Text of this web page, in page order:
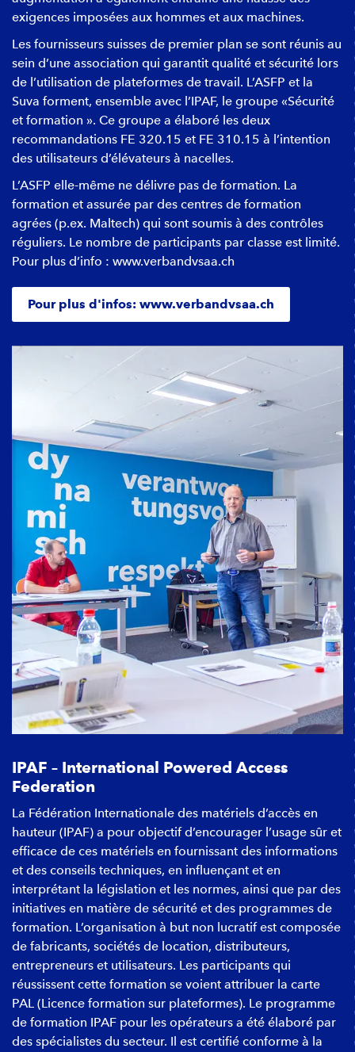
exigences imposées aux hommes et aux machines.
Les fournisseurs suisses de premier plan se sont réunis au
sein d’une association qui garantit qualité et sécurité lors
de l’utilisation de plateformes de travail. L’ASFP et la
Suva forment, ensemble avec l’IPAF, le groupe «Sécurité
et formation ». Ce groupe a élaboré les deux
recommandations FE 320.15 et FE 310.15 à l’intention
des utilisateurs d’élévateurs à nacelles.
L’ASFP elle-même ne délivre pas de formation. La
formation et assurée par des centres de formation
agrées (p.ex. Maltech) qui sont soumis à des contrôles
réguliers. Le nombre de participants par classe est limité.
Pour plus d’info : www.verbandvsaa.ch
Pour plus d'infos: www.verbandvsaa.ch
IPAF – International Powered Access
Federation
La Fédération Internationale des matériels d’accès en
hauteur (IPAF) a pour objectif d’encourager l’usage sûr et
efficace de ces matériels en fournissant des informations
et des conseils techniques, en influençant et en
interprétant la législation et les normes, ainsi que par des
initiatives en matière de sécurité et des programmes de
formation. L’organisation à but non lucratif est composée
de fabricants, sociétés de location, distributeurs,
entrepreneurs et utilisateurs. Les participants qui
réussissent cette formation se voient attribuer la carte
PAL (Licence formation sur plateformes). Le programme
de formation IPAF pour les opérateurs a été élaboré par
des spécialistes du secteur. Il est certifié conforme à la